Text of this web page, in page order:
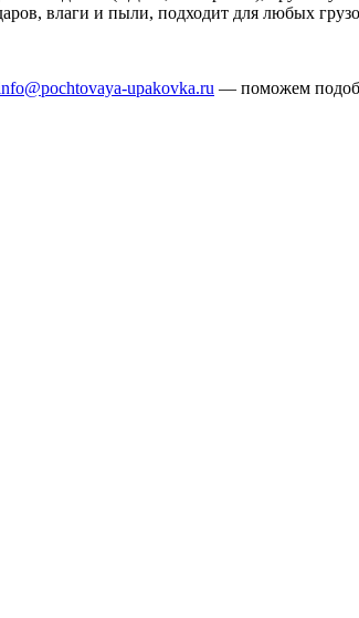
влаги и пыли, подходит для любых
upakovka.ru — поможем